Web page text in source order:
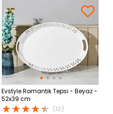
Evstyle Romantik Tepsi - Beyaz -
52x39 cm
(10)